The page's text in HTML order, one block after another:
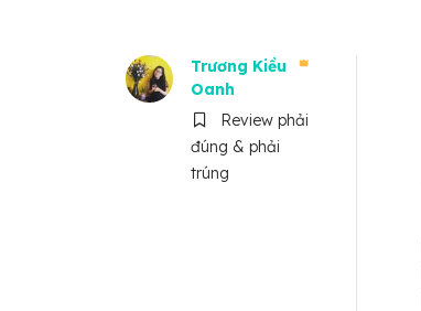
Trương Kiều
Oanh
Review phải
đúng & phải
trúng